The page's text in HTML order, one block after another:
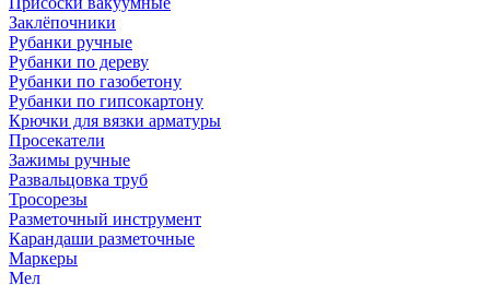
Заклёпочники
Рубанки ручные
Рубанки по дереву
Рубанки по газобетону
Рубанки по гипсокартону
Крючки для вязки арматуры
Просекатели
Зажимы ручные
Развальцовка труб
Тросорезы
Разметочный инструмент
Карандаши разметочные
Маркеры
Мел